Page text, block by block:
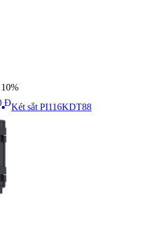
10%
ĐKét sắt PI116KDT88